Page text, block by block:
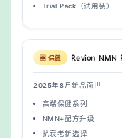
Trial Pack（试用装）
🆕 保健 Revion NMN
2025年8月新品面世
高端保健系列
NMN+配方升级
抗衰老新选择